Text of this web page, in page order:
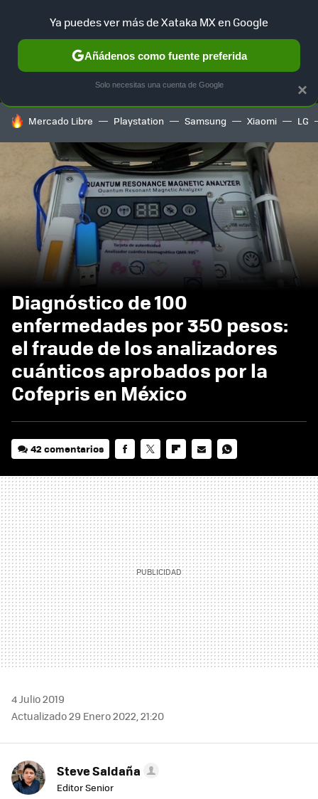
MENÚ NUEVO
GAMING HOME AUTO
HOY SE HABLA DE
Mercado Libre Playstation Samsung Xiaomi LG
Diagnóstico de 100
enfermedades por 350 pesos:
el fraude de los analizadores
cuánticos aprobados por la
Cofepris en México
42 comentarios
MAIL
4 Julio 2019
Actualizado 29 Enero 2022, 21:20
Steve Saldaña
Editor Senior
×
Ya puedes ver más de Xataka MX en Google
Añádenos como fuente preferida
Solo necesitas una cuenta de Google